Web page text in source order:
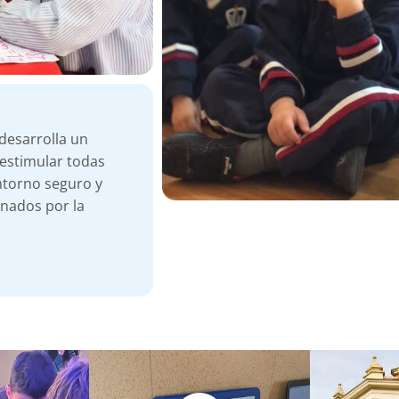
un
todas
seguro y
por la